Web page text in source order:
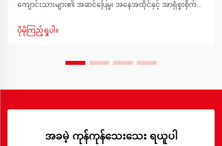
ကျောင်းသားများ၏ အဆင်ပြေမှု၊ အနေအထိုင်နှင့် အာရုံစူးစိုက်မှု
တီထွင်ခြင်းမှသည် အကောင်းဆုံးသင်ယူမှုပတ်ဝန်းကျင်ကို ဖန်တီး
ခြင်းအထိ ဖြစ်ပါသည်။
ပိုမိုကြည့်ရှုပါ။
အခမဲ့ ကုန်ကုန်သေးသေး ရယူပါ